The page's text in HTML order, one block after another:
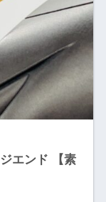
エンド 【素